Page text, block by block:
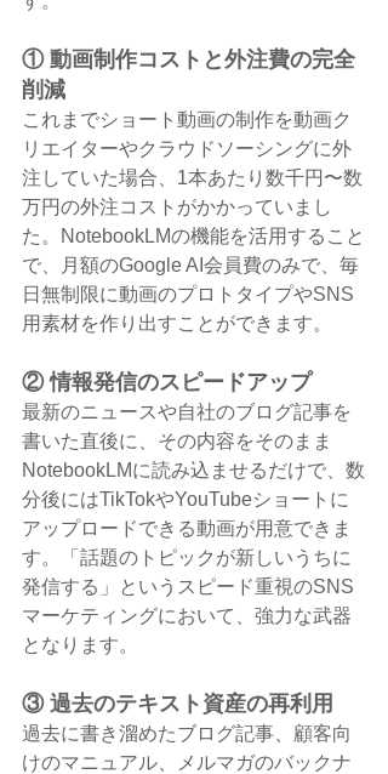
① 動画制作コストと外注費の完全
削減
これまでショート動画の制作を動画ク
リエイターやクラウドソーシングに外
注していた場合、1本あたり数千円〜数
万円の外注コストがかかっていまし
た。NotebookLMの機能を活用すること
で、月額のGoogle AI会員費のみで、毎
日無制限に動画のプロトタイプやSNS
用素材を作り出すことができます。
② 情報発信のスピードアップ
最新のニュースや自社のブログ記事を
書いた直後に、その内容をそのまま
NotebookLMに読み込ませるだけで、数
分後にはTikTokやYouTubeショートに
アップロードできる動画が用意できま
す。「話題のトピックが新しいうちに
発信する」というスピード重視のSNS
マーケティングにおいて、強力な武器
となります。
③ 過去のテキスト資産の再利用
過去に書き溜めたブログ記事、顧客向
けのマニュアル、メルマガのバックナ